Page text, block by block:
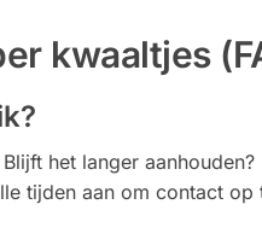
kwaaltjes
het langer
tijden aan om contact op